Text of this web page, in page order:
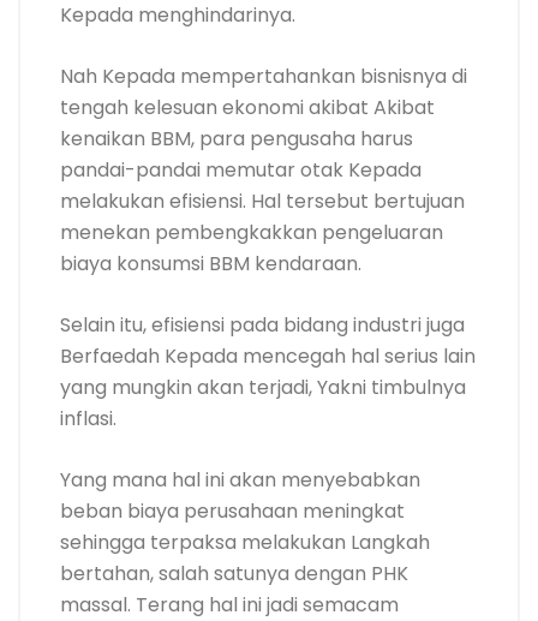
Kepada menghindarinya.
Nah Kepada mempertahankan bisnisnya di
tengah kelesuan ekonomi akibat Akibat
kenaikan BBM, para pengusaha harus
pandai-pandai memutar otak Kepada
melakukan efisiensi. Hal tersebut bertujuan
menekan pembengkakkan pengeluaran
biaya konsumsi BBM kendaraan.
Selain itu, efisiensi pada bidang industri juga
Berfaedah Kepada mencegah hal serius lain
yang mungkin akan terjadi, Yakni timbulnya
inflasi.
Yang mana hal ini akan menyebabkan
beban biaya perusahaan meningkat
sehingga terpaksa melakukan Langkah
bertahan, salah satunya dengan PHK
massal. Terang hal ini jadi semacam